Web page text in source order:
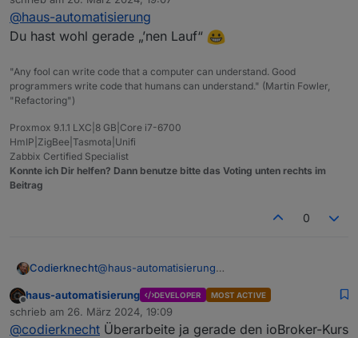
zuletzt editiert von
@haus-automatisierung
Du hast wohl gerade „’nen Lauf“
"Any fool can write code that a computer can understand. Good
programmers write code that humans can understand." (Martin Fowler,
"Refactoring")
Proxmox 9.1.1 LXC|8 GB|Core i7-6700
HmIP|ZigBee|Tasmota|Unifi
Zabbix Certified Specialist
Konnte ich Dir helfen? Dann benutze bitte das Voting unten rechts im
Beitrag
0
Codierknecht@haus-automatisierung
Offline
haus-automatisierung DEVELOPER MOST ACTIVE
schrieb am 26. März 2024, 19:09
zuletzt editiert von
@codierknecht Überarbeite ja gerade den ioBroker-Kurs